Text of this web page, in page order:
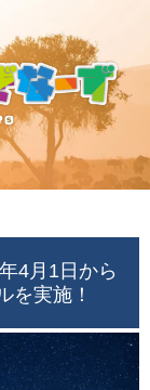
4月1日から
を実施！